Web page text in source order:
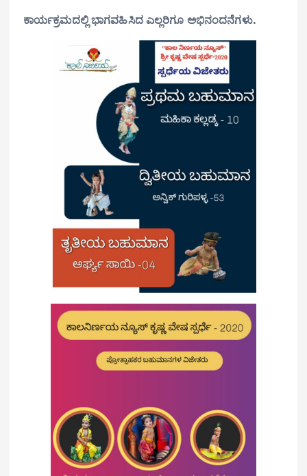
ಕಾರ್ಯಕ್ರಮದಲ್ಲಿ ಭಾಗವಹಿಸಿದ ಎಲ್ಲರಿಗೂ ಅಭಿನಂದನೆಗಳು.